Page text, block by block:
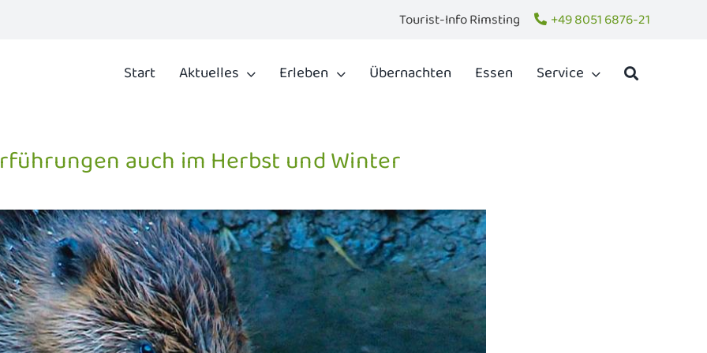
Tourist-Info Rimsting +49 8051 6876-21
Start Aktuelles Erleben Übernachten Essen Service
auch im Herbst und Winter